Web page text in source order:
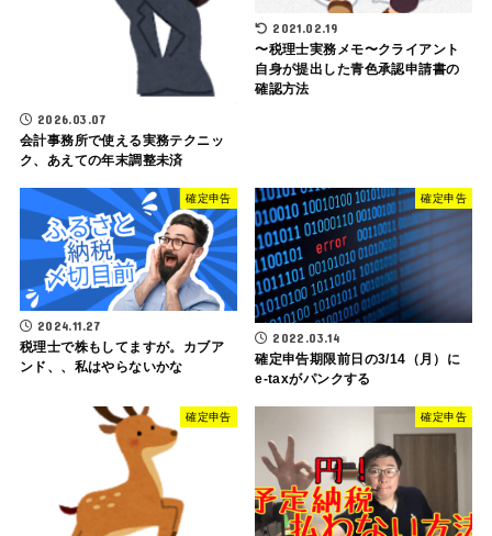
2026.03.07
会計事務所で使える実務テクニッ
ク、あえての年末調整未済
2021.02.19
〜税理士実務メモ〜クライアント
自身が提出した青色承認申請書の
確認方法
確定申告
2024.11.27
税理士で株もしてますが。カブア
ンド、、私はやらないかな
確定申告
2022.03.14
確定申告期限前日の3/14（月）に
e-taxがパンクする
確定申告 確定申告